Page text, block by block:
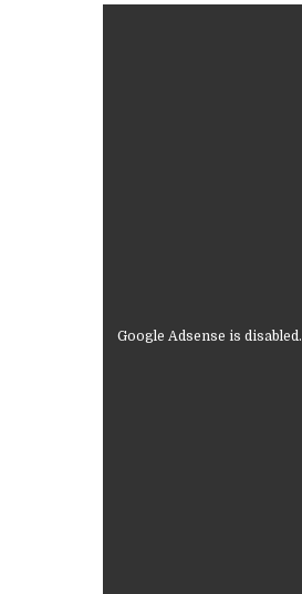
Google Adsense is disabled.